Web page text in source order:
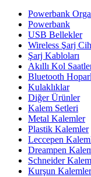
Powerbank
Powerbank
USB Bellekler
Wireless Şarj
Şarj Kabloları
Akıllı Kol
Bluetooth
Kulaklıklar
Diğer Ürünler
Kalem Setleri
Metal Kalemler
Plastik Kalemler
Leccepen
Dreampen
Schneider
Kurşun Kalemler